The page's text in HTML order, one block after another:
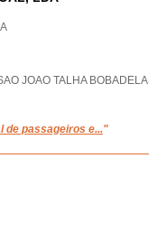
JOAO TALHA BOBADELA
de passageiros e..."